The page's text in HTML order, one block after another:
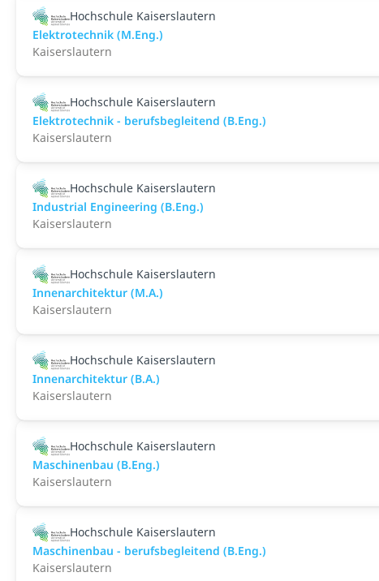
Hochschule Kaiserslautern
Elektrotechnik (M.Eng.)
Kaiserslautern
Hochschule Kaiserslautern
Elektrotechnik - berufsbegleitend (B.Eng.)
Kaiserslautern
Hochschule Kaiserslautern
Industrial Engineering (B.Eng.)
Kaiserslautern
Hochschule Kaiserslautern
Innenarchitektur (M.A.)
Kaiserslautern
Hochschule Kaiserslautern
Innenarchitektur (B.A.)
Kaiserslautern
Hochschule Kaiserslautern
Maschinenbau (B.Eng.)
Kaiserslautern
Hochschule Kaiserslautern
Maschinenbau - berufsbegleitend (B.Eng.)
Kaiserslautern